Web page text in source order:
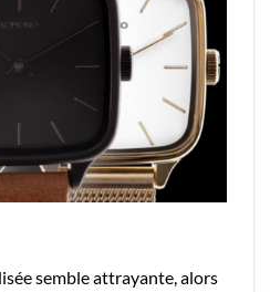
semble attrayante, alors